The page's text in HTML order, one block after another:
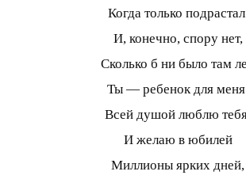
Когда только
И, конечно, спору нет,
Сколько б ни было там
Ты — ребенок для
Всей душой люблю
И желаю в юбилей
Миллионы ярких дней,